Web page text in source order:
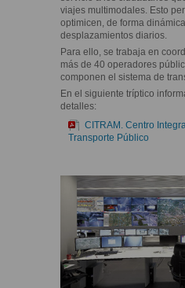
viajes multimodales. Esto
optimicen, de forma
desplazamientos diarios.
Para ello, se trabaja en c
más de 40 operadores
componen el sistema de
En el siguiente tríptico
detalles:
CITRAM. Centro
Transporte Público